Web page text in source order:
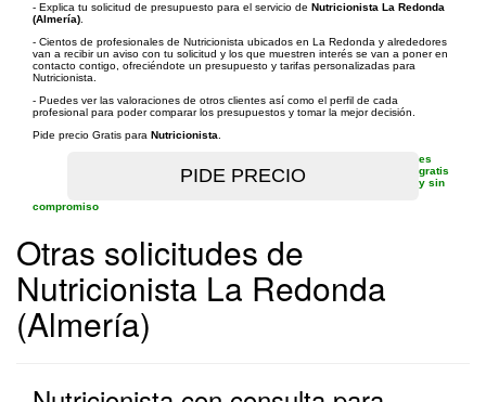
- Explica tu solicitud de presupuesto para el servicio de Nutricionista La Redonda
(Almería)
- Cientos de profesionales de Nutricionista ubicados en La Redonda y alrededores
van a recibir un aviso con tu solicitud y los que muestren interés se van a poner en
contacto contigo, ofreciéndote un presupuesto y tarifas personalizadas para
Nutricionista.
- Puedes ver las valoraciones de otros clientes así como el perfil de cada
profesional para poder comparar los presupuestos y tomar la mejor decisión.
Pide precio Gratis para Nutricionista
es
gratis
y sin
compromiso
Otras solicitudes de
Nutricionista La Redonda
(Almería)